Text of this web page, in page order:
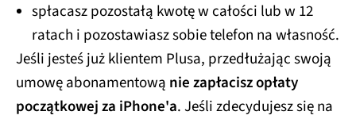
spłacasz pozostałą kwotę w całości lub w 12
ratach i pozostawiasz sobie telefon na własność.
Jeśli jesteś już klientem Plusa, przedłużając swoją
umowę abonamentową nie zapłacisz opłaty
początkowej za iPhone'a. Jeśli zdecydujesz się na